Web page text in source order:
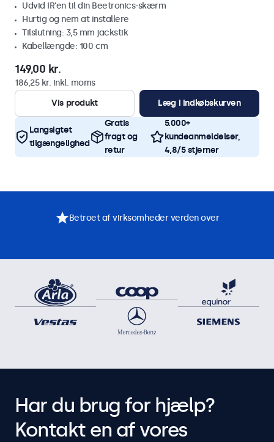
Udvid IR'en til din Beetronics-skærm
Hurtig og nem at installere
Tilslutning: 3,5 mm jackstik
Kabellængde: 100 cm
149,00 kr.
186,25 kr. inkl. moms
Vis produkt
Læg i indkøbskurven
Langsigtet
tilgængelighed
Gratis
fragt og
retur
5.000+
kundeanmeldelser,
4,8/5 stjerner
Betroet af virksomheder verden over
Har du brug for hjælp?
Kontakt en af vores